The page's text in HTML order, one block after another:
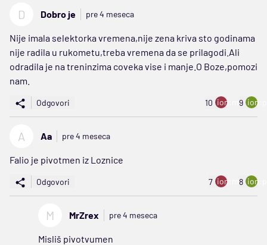
D Dobro je pre 4 meseca
Nije imala selektorka vremena,nije zena kriva sto godinama
nije radila u rukometu,treba vremena da se prilagodi.Ali
odradila je na treninzima coveka vise i manje.O Boze,pomozi
nam.
Odgovori 10 ion:minus
9
A Aa pre 4 meseca
Falio je pivotmen iz Loznice
Odgovori 7 ion:minus
8
M MrZrex pre 4 meseca
Misliš pivotvumen